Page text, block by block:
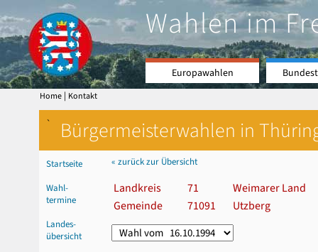
Wahlen im
Europawahlen
Home | Kontakt
` Bürgermeisterwahlen in
Startseite
Wahl-
termine
Landes-
übersicht
« zurück zur Übersicht
Landkreis 71
Weimarer Land
Gemeinde
71091 Utzberg